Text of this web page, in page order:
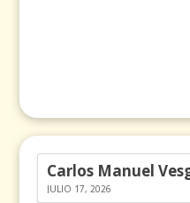
JULIO 17, 2026